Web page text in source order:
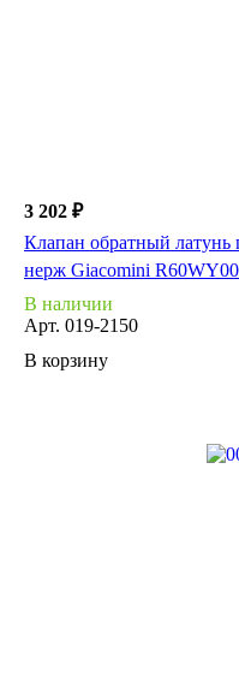
3 202 ₽
Клапан обратный
нерж Giacomini
В наличии
Арт. 019-2150
В корзину